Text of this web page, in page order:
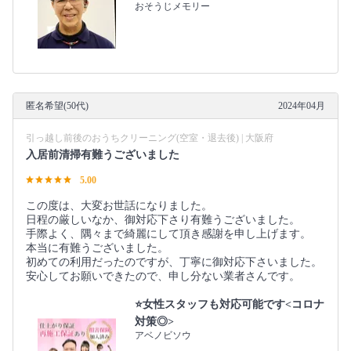
おそうじメモリー
匿名希望(50代) 2024年04月
引っ越し前後のおうちクリーニング(空室・退去後) | 大阪府
入居前清掃有難うございました
5.00
この度は、大変お世話になりました。
日程の厳しいなか、御対応下さり有難うございました。
手際よく、隅々まで綺麗にして頂き感謝を申し上げます。
本当に有難うございました。
初めての利用だったのですが、丁寧に御対応下さいました。
安心してお願いできたので、申し分ない業者さんです。
⭐女性スタッフも対応可能です<コロナ
対策◎>
アベノビソウ